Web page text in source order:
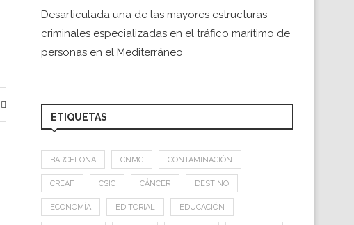
Desarticulada una de las mayores estructuras
criminales especializadas en el tráfico marítimo de
personas en el Mediterráneo
ETIQUETAS
BARCELONA CNMC CONTAMINACIÓN
CREAF CSIC CÁNCER DESTINO
ECONOMÍA EDITORIAL EDUCACIÓN